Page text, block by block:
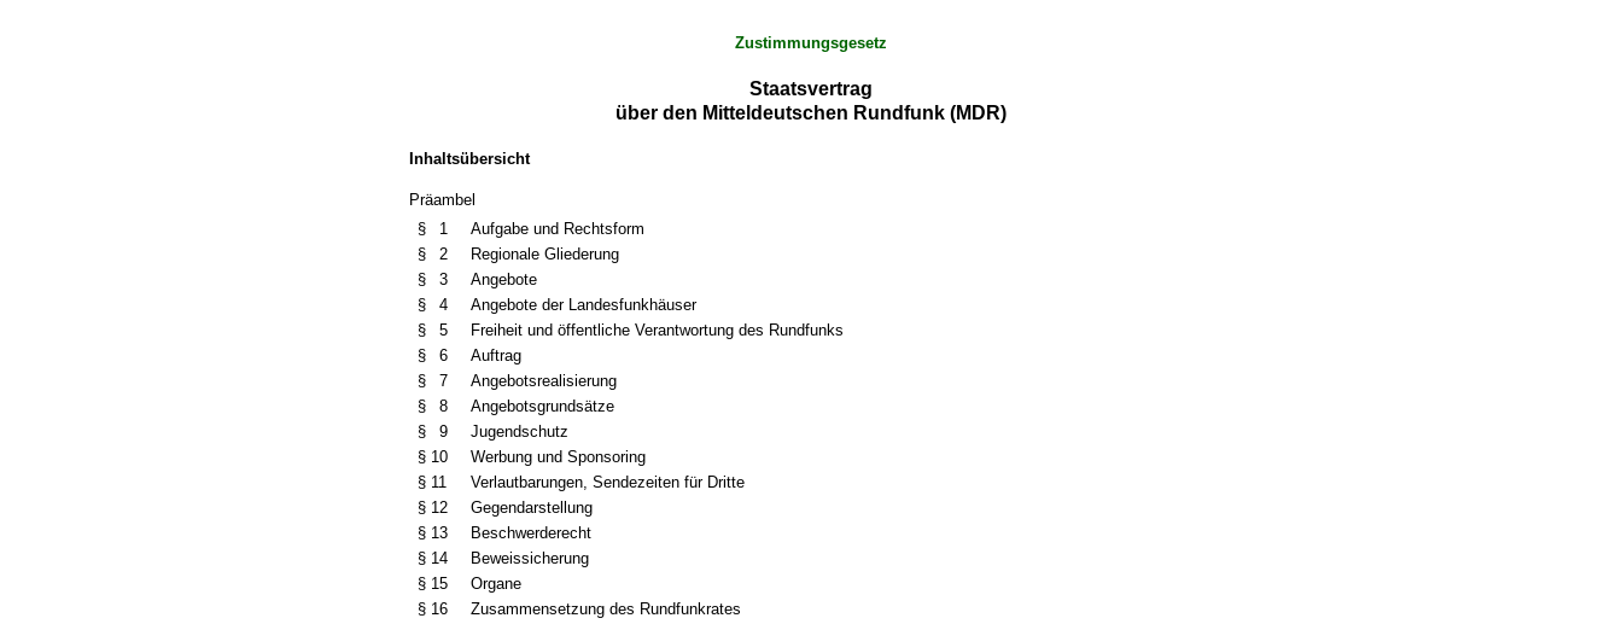
Zustimmungsgesetz
Staatsvertrag
über den Mitteldeutschen Rundfunk (MDR)
Inhaltsübersicht
Präambel
§ 1
Aufgabe und Rechtsform
§ 2
Regionale Gliederung
§ 3
Angebote
§ 4
Angebote der Landesfunkhäuser
§ 5
Freiheit und öffentliche Verantwortung des Rundfunks
§ 6
Auftrag
§ 7
Angebotsrealisierung
§ 8
Angebotsgrundsätze
§ 9
Jugendschutz
§ 10
Werbung und Sponsoring
§ 11
Verlautbarungen, Sendezeiten für Dritte
§ 12
Gegendarstellung
§ 13
Beschwerderecht
§ 14
Beweissicherung
§ 15
Organe
§ 16
Zusammensetzung des Rundfunkrates